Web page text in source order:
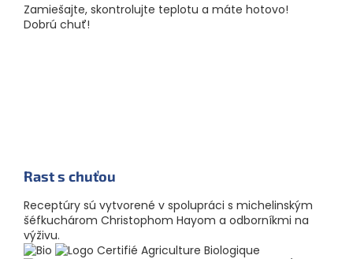
Zamiešajte, skontrolujte teplotu a máte hotovo!
Dobrú chuť!
Rast s chuťou
Receptúry sú vytvorené v spolupráci s michelinským
šéfkuchárom Christophom Hayom a odborníkmi na
výživu.